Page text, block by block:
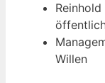
Willen